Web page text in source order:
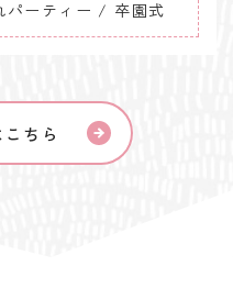
パーティー / 卒園式
ちら